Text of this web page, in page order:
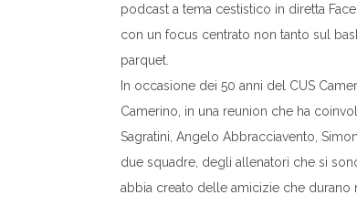
podcast a tema cestistico in diretta
con un focus centrato non tanto sul
parquet.
In occasione dei 50 anni del CUS
Camerino, in una reunion che ha
Sagratini, Angelo Abbracciavento,
due squadre, degli allenatori che si
abbia creato delle amicizie che